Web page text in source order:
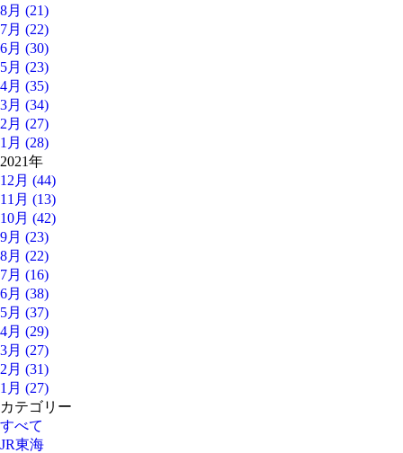
8月 (21)
7月 (22)
6月 (30)
5月 (23)
4月 (35)
3月 (34)
2月 (27)
1月 (28)
2021年
12月 (44)
11月 (13)
10月 (42)
9月 (23)
8月 (22)
7月 (16)
6月 (38)
5月 (37)
4月 (29)
3月 (27)
2月 (31)
1月 (27)
カテゴリー
すべて
JR東海